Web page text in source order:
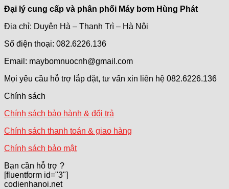
Đại lý cung cấp và phân phối Máy bơm Hùng Phát
Địa chỉ: Duyên Hà – Thanh Trì – Hà Nội
Số điện thoại: 082.6226.136
Email: maybomnuocnh@gmail.com
Mọi yêu cầu hỗ trợ lắp đặt, tư vấn xin liên hệ 082.6226.136
Chính sách
Chính sách bảo hành & đổi trả
Chính sách thanh toán & giao hàng
Chính sách bảo mật
Bạn cần hỗ trợ ?
[fluentform id="3"]
codienhanoi.net